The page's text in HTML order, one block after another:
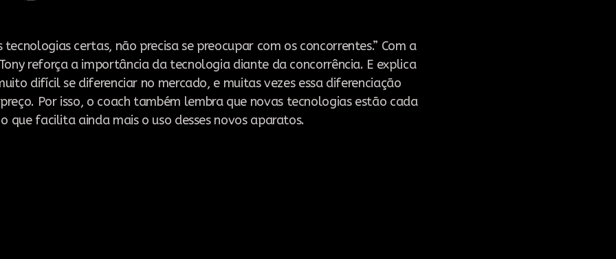
tecnologias certas, não precisa se preocupar com os concorrentes.” Com a
reforça a importância da tecnologia diante da concorrência. E explica
difícil se diferenciar no mercado, e muitas vezes essa diferenciação
Por isso, o coach também lembra que novas tecnologias estão cada
que facilita ainda mais o uso desses novos aparatos.